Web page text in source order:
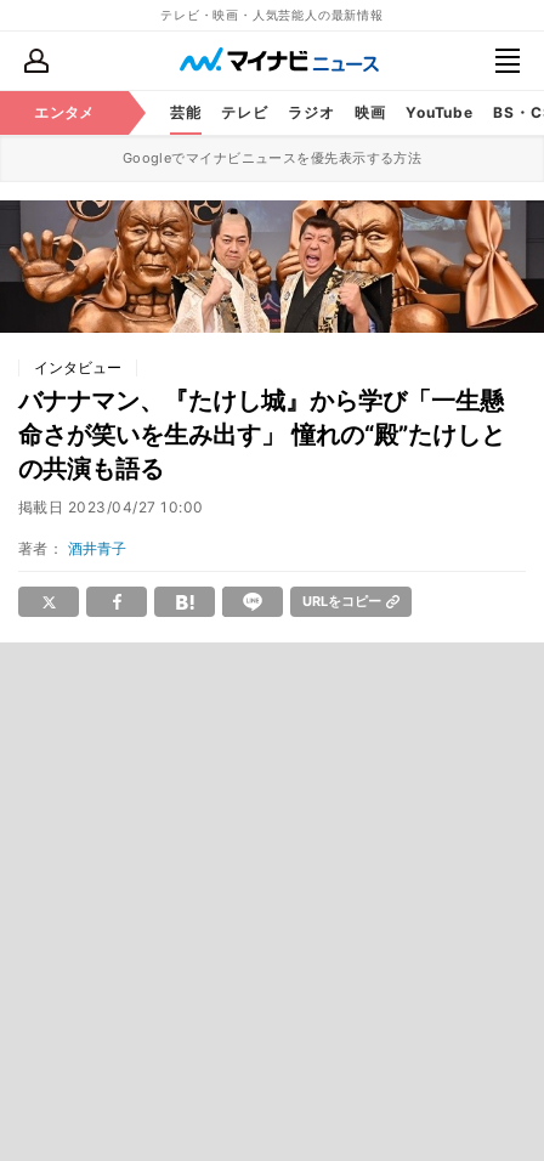
テレビ・映画・人気芸能人の最新情報
エンタメ 芸能 テレビ ラジオ 映画 YouTube BS・
Googleでマイナビニュースを優先表示する方法
インタビュー
バナナマン、『たけし城』から学び「一生懸
命さが笑いを生み出す」 憧れの“殿”たけしと
の共演も語る
掲載日 2023/04/27 10:00
著者： 酒井青子
URLをコピー